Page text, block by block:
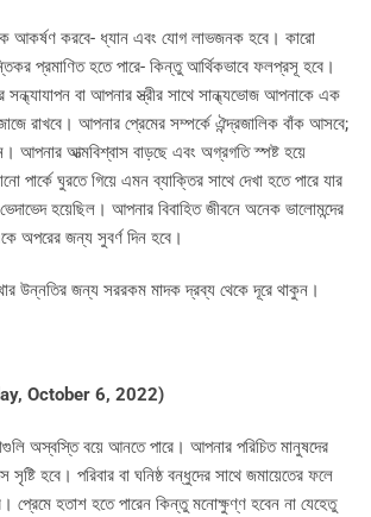
আকর্ষণ করবে- ধ্যান এবং যোগ লাভজনক হবে। কারো
প্রমাণিত হতে পারে- কিন্তু আর্থিকভাবে ফলপ্রসূ হবে।
সন্ধ্যাযাপন বা আপনার স্ত্রীর সাথে সান্ধ্যভোজ আপনাকে এক
রাখবে। আপনার প্রেমের সম্পর্কে ঐন্দ্রজালিক বাঁক আসবে;
আত্মবিশ্বাস বাড়ছে এবং অগ্রগতি স্পষ্ট হয়ে
ঘুরতে গিয়ে এমন ব্যাক্তির সাথে দেখা হতে পারে যার
হয়েছিল। আপনার বিবাহিত জীবনে অনেক ভালোমন্দের
অপরের জন্য সুবর্ণ দিন হবে।
উন্নতির জন্য সররকম মাদক দ্রব্য থেকে দূরে থাকুন।
October 6, 2022)
অস্বস্তি বয়ে আনতে পারে। আপনার পরিচিত মানুষদের
সৃষ্টি হবে। পরিবার বা ঘনিষ্ঠ বন্ধুদের সাথে জমায়েতের ফলে
প্রেমে হতাশ হতে পারেন কিন্তু মনোক্ষুণ্ণ হবেন না যেহেতু